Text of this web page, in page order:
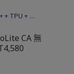
+ TPU + 碳
CA 無